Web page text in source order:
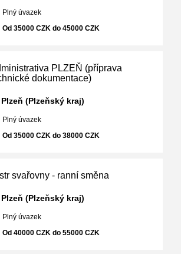
Plný úvazek
Od 35000 CZK do 45000 CZK
PLZEŇ (příprava
dokumentace)
Plzeň (Plzeňský kraj)
Plný úvazek
Od 35000 CZK do 38000 CZK
svařovny - ranní směna
Plzeň (Plzeňský kraj)
Plný úvazek
Od 40000 CZK do 55000 CZK